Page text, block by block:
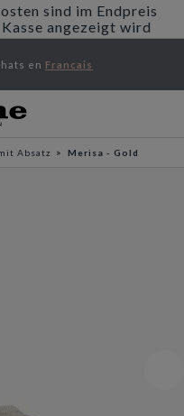
sind im Endpreis
angezeigt wird
en Francais
Absatz Merisa - Gold